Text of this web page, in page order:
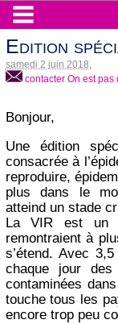
Edition
samedi 2 juin 2018
contacter On est pas
Bonjour,
Une édition
consacrée à
reproduire,
plus dans le
atteind un stade
La VIR est un
remontraient à
s’étend. Avec
chaque jour
contaminées
touche tous les
encore trop peu